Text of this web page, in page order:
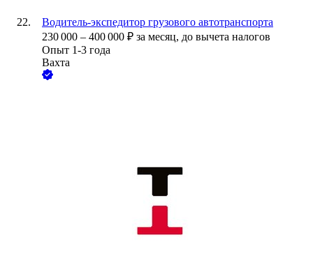
Водитель-экспедитор грузового автотранспорта
230 000 – 400 000 ₽ за месяц, до вычета налогов
Опыт 1-3 года
Вахта